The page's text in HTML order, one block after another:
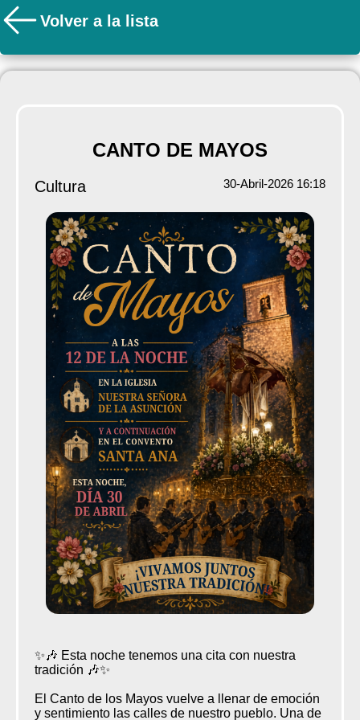
Volver a la lista
CANTO DE MAYOS
Cultura 30-Abril-2026 16:18
✨🎶 Esta noche tenemos una cita con nuestra
tradición 🎶✨
El Canto de los Mayos vuelve a llenar de emoción
y sentimiento las calles de nuestro pueblo. Una de